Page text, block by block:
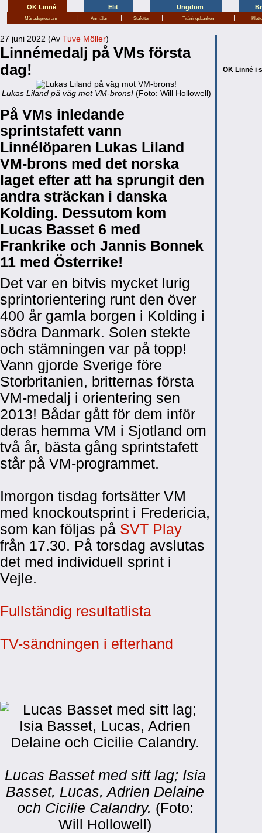
OK Linné Elit Ungdom
Månadsprogram | Anmälan | Stafetter | Träningsbanken |
27 juni 2022 (Av Tuve Möller)
Linnémedalj på VMs första
dag!
Lukas Liland på väg mot VM-brons!(Foto: Will Hollowell)
På VMs inledande
sprintstafett vann
Linnélöparen Lukas Liland
VM-brons med det norska
laget efter att ha sprungit den
andra sträckan i danska
Kolding. Dessutom kom
Lucas Basset 6 med
Frankrike och Jannis Bonnek
11 med Österrike!
Det var en bitvis mycket lurig
sprintorientering runt den över
400 år gamla borgen i Kolding i
södra Danmark. Solen stekte
och stämningen var på topp!
Vann gjorde Sverige före
Storbritanien, britternas första
VM-medalj i orientering sen
2013! Bådar gått för dem inför
deras hemma VM i Sjotland om
två år, bästa gång sprintstafett
står på VM-programmet.
Imorgon tisdag fortsätter VM
med knockoutsprint i Fredericia,
som kan följas på SVT Play
från 17.30. På torsdag avslutas
det med individuell sprint i
Vejle.
Fullständig resultatlista
TV-sändningen i efterhand
Lucas Basset med sitt lag; Isia
Basset, Lucas, Adrien Delaine
och Cicilie Calandry. (Foto:
Will Hollowell)
OK Linné i